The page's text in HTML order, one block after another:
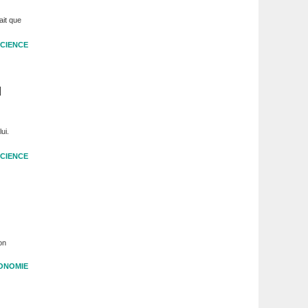
que